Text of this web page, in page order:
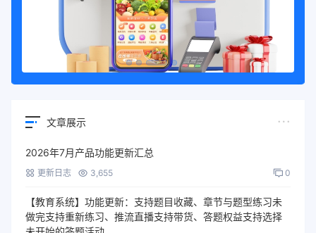
文章展示
2026年7月产品功能更新汇总
更新日志 3,655 0
【教育系统】功能更新：支持题目收藏、章节与题型练习未
做完支持重新练习、推流直播支持带货、答题权益支持选择